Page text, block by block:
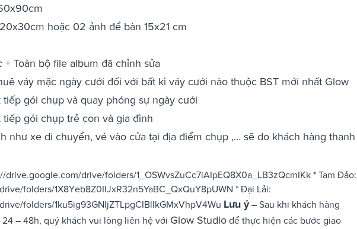
hoặc 02 ảnh để bàn 15x21 cm
+ Toàn bộ file album đã chỉnh sửa
váy mặc ngày cưới đối với bất kì váy cưới nào thuộc BST mới nhất Glow
gói chụp và quay phóng sự ngày cưới
tiếp gói chụp trẻ con và gia đình
như xe di chuyển, vé vào cửa tại địa điểm chụp ,… sẽ do khách hàng thanh
drive.google.com/drive/folders/1_OSWvsZuCc7iAIpEQ8X0a_LB3zQcmIKk * Tam Đảo:
folders/1X8Yeb8Z0IIJxR32n5YaBC_QxQuY8pUWN * Đại Lải:
folders/1ku5ig93GNljZTLpgCIBlIkGMxVhpV4Wu Lưu ý– Sau khi khách hàng
– 48h, quý khách vui lòng liên hệ với Glow Studio để thực hiện các bước giao